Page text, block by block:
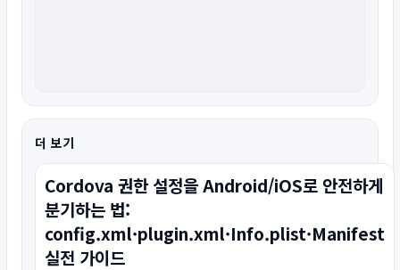
더 보기
Cordova 권한 설정을 Android/iOS로 안전하게
분기하는 법:
config.xml·plugin.xml·Info.plist·Manifest
실전 가이드